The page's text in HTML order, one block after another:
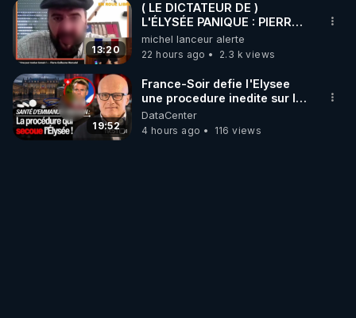
13:20
( LE DICTATEUR DE )
L'ÉLYSÉE PANIQUE : PIERRE
GUILLAUME MERCADAL
BALANCE TOUT
michel lanceur alerte
22 hours ago
2.3 k views
19:52
France-Soir defie l'Elysee
une procedure inedite sur la
sante du president - Nexus
DataCenter
4 hours ago
116 views